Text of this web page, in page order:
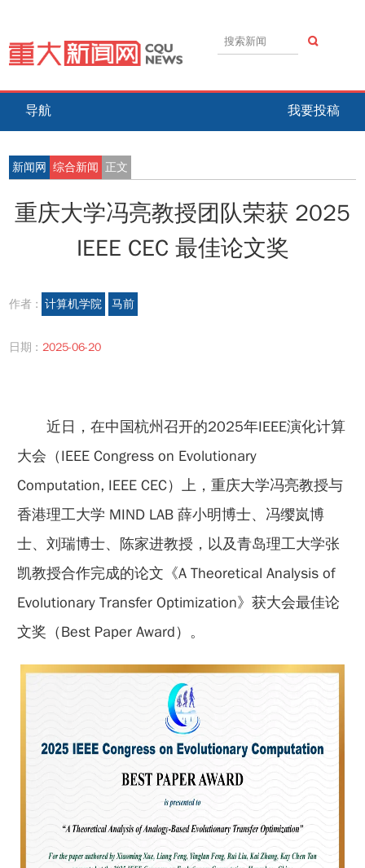
导航 我要投稿
新闻网 综合新闻 正文
重庆大学冯亮教授团队荣获 2025
IEEE CEC 最佳论文奖
作者 : 计算机学院 马前
日期 : 2025-06-20
近日，在中国杭州召开的2025年IEEE演化计算
大会（IEEE Congress on Evolutionary
Computation, IEEE CEC）上，重庆大学冯亮教授与
香港理工大学 MIND LAB 薛小明博士、冯缨岚博
士、刘瑞博士、陈家进教授，以及青岛理工大学张
凯教授合作完成的论文《A Theoretical Analysis of
Evolutionary Transfer Optimization》获大会最佳论
文奖（Best Paper Award）。